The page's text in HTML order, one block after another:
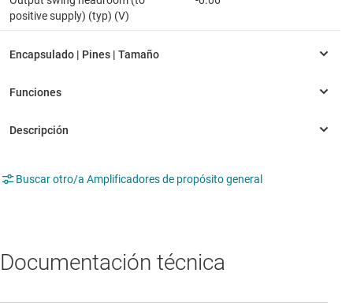
positive supply) (typ) (V)
Buscar otro/a Amplificadores de propósito general
Documentación técnica